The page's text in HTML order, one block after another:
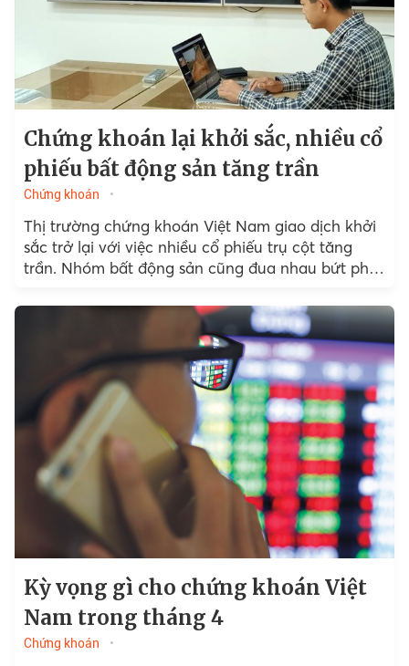
Chứng khoán lại khởi sắc, nhiều cổ
phiếu bất động sản tăng trần
Chứng khoán
Thị trường chứng khoán Việt Nam giao dịch khởi
sắc trở lại với việc nhiều cổ phiếu trụ cột tăng
trần. Nhóm bất động sản cũng đua nhau bứt phá
Kỳ vọng gì cho chứng khoán Việt
Nam trong tháng 4
Chứng khoán